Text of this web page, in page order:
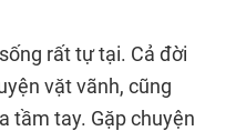
rất tự tại. Cả đời
vặt vãnh, cũng
tầm tay. Gặp chuyện